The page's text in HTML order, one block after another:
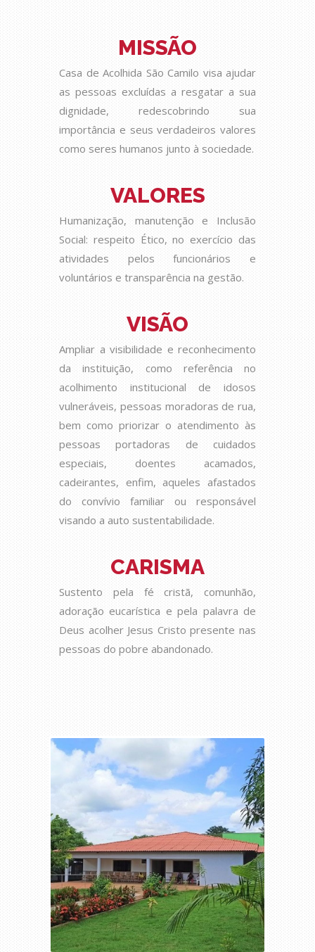
MISSÃO
Casa de Acolhida São Camilo visa ajudar
as pessoas excluídas a resgatar a sua
dignidade, redescobrindo sua
importância e seus verdadeiros valores
como seres humanos junto à sociedade.
VALORES
Humanização, manutenção e Inclusão
Social: respeito Ético, no exercício das
atividades pelos funcionários e
voluntários e transparência na gestão.
VISÃO
Ampliar a visibilidade e reconhecimento
da instituição, como referência no
acolhimento institucional de idosos
vulneráveis, pessoas moradoras de rua,
bem como priorizar o atendimento às
pessoas portadoras de cuidados
especiais, doentes acamados,
cadeirantes, enfim, aqueles afastados
do convívio familiar ou responsável
visando a auto sustentabilidade.
CARISMA
Sustento pela fé cristã, comunhão,
adoração eucarística e pela palavra de
Deus acolher Jesus Cristo presente nas
pessoas do pobre abandonado.